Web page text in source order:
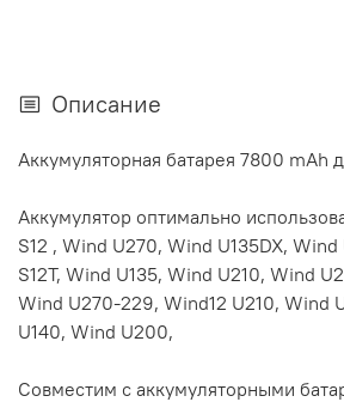
Описание
Аккумуляторная батарея 7800 mAh
Аккумулятор оптимально
S12 , Wind U270, Wind U135DX,
S12T, Wind U135, Wind U210, Wind
Wind U270-229, Wind12 U210, Wind
U140, Wind U200,
Совместим с аккумуляторными